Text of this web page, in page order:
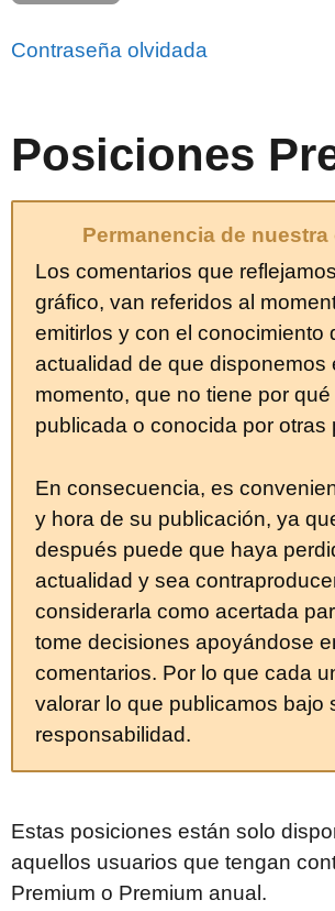
Contraseña olvidada
Posiciones
Permanencia de
Los comentarios que
gráfico, van referidos al
emitirlos y con el conocimiento
actualidad de que disponemos
momento, que no tiene por
publicada o conocida por otras
En consecuencia, es
y hora de su publicación, ya
después puede que haya
actualidad y sea
considerarla como acertada
tome decisiones apoyándose
comentarios. Por lo que cada
valorar lo que publicamos bajo
responsabilidad.
Estas posiciones están solo
aquellos usuarios que tengan
Premium o Premium anual.